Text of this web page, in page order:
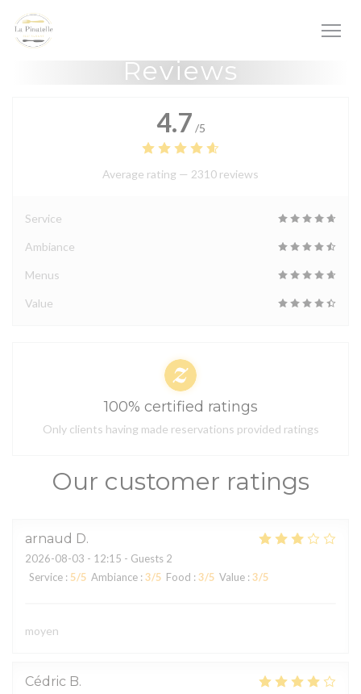
Personalizing your cookie choices
Reviews
Our customer ratings
arnaud D
2026-08-03 - 12:15 - Guests 2
Service : 5/5 Ambiance : 3/5 Food : 3/5 Value : 3/5
moyen
Cédric B
4.7 /5
Average rating — 2310 reviews
Service
Ambiance
Menus
Value
100% certified ratings
Only clients having made reservations provided ratings